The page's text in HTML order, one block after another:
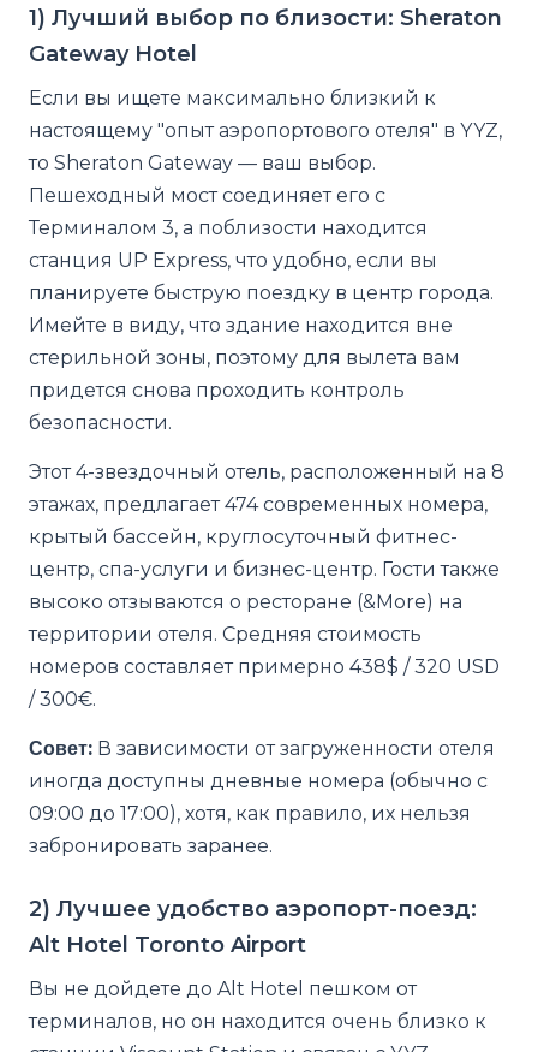
1) Лучший выбор по близости: Sheraton
Gateway Hotel
Если вы ищете максимально близкий к
настоящему "опыт аэропортового отеля" в YYZ,
то Sheraton Gateway — ваш выбор.
Пешеходный мост соединяет его с
Терминалом 3, а поблизости находится
станция UP Express, что удобно, если вы
планируете быструю поездку в центр города.
Имейте в виду, что здание находится вне
стерильной зоны, поэтому для вылета вам
придется снова проходить контроль
безопасности.
Этот 4-звездочный отель, расположенный на 8
этажах, предлагает 474 современных номера,
крытый бассейн, круглосуточный фитнес-
центр, спа-услуги и бизнес-центр. Гости также
высоко отзываются о ресторане (&More) на
территории отеля. Средняя стоимость
номеров составляет примерно 438$ / 320 USD
/ 300€.
Совет: В зависимости от загруженности отеля
иногда доступны дневные номера (обычно с
09:00 до 17:00), хотя, как правило, их нельзя
забронировать заранее.
2) Лучшее удобство аэропорт-поезд:
Alt Hotel Toronto Airport
Вы не дойдете до Alt Hotel пешком от
терминалов, но он находится очень близко к